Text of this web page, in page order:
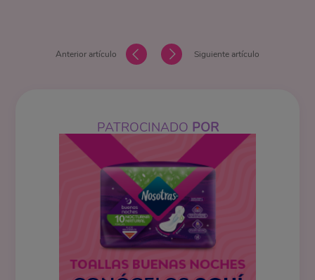
Anterior artículo Siguiente artículo
PATROCINADO POR